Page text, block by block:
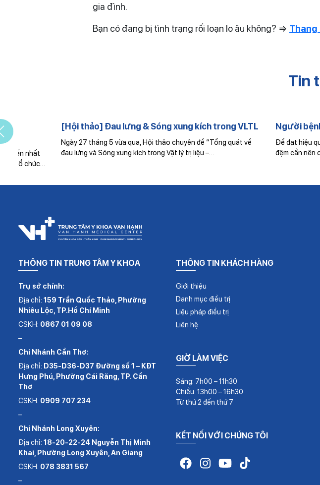
gia đình.
Bạn có đang bị tình trạng rối loạn lo âu không? ⇒ Thang
Tin
[Hội thảo] Đau lưng & Sóng xung kích trong VLTL
Ngày 27 tháng 5 vừa qua, Hội thảo chuyên đề “Tổng quát về
đau lưng và Sóng xung kích trong Vật lý trị liệu –…
Người bệnh thoát vị
Để đạt hiệu quả tốt hơn
đệm cần nên có một chế
THÔNG TIN TRUNG TÂM Y KHOA
Trụ sở chính:
Địa chỉ: 159 Trần Quốc Thảo, Phường
Nhiêu Lộc, TP.Hồ Chí Minh
CSKH: 0867 01 09 08
–
Chi Nhánh Cần Thơ:
Địa chỉ: D35-D36-D37 Đường số 1 – KĐT
Hưng Phú, Phường Cái Răng, TP. Cần
Thơ
CSKH: 0909 707 234
–
Chi Nhánh Long Xuyên:
Địa chỉ: 18-20-22-24 Nguyễn Thị Minh
Khai, Phường Long Xuyên, An Giang
CSKH: 078 3831 567
–
THÔNG TIN KHÁCH HÀNG
Giới thiệu
Danh mục điều trị
Liệu pháp điều trị
Liên hệ
GIỜ LÀM VIỆC
Sáng: 7h00 – 11h30
Chiều: 13h00 – 16h30
Từ thứ 2 đến thứ 7
KẾT NỐI VỚI CHÚNG TÔI